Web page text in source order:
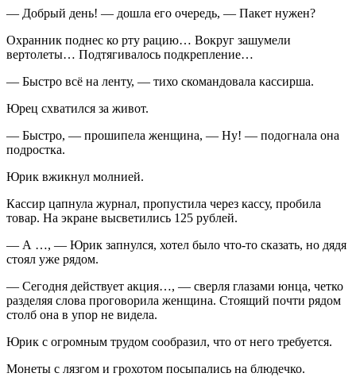
— Добрый день! — дошла его очередь, — Пакет нужен?
Охранник поднес ко рту рацию… Вокруг зашумели
вертолеты… Подтягивалось подкрепление…
— Быстро всё на ленту, — тихо скомандовала кассирша.
Юрец схватился за живот.
— Быстро, — прошипела женщина, — Ну! — подогнала она
подростка.
Юрик вжикнул молнией.
Кассир цапнула журнал, пропустила через кассу, пробила
товар. На экране высветились 125 рублей.
— А …, — Юрик запнулся, хотел было что-то сказать, но дядя
стоял уже рядом.
— Сегодня действует акция…, — сверля глазами юнца, четко
разделяя слова проговорила женщина. Стоящий почти рядом
столб она в упор не видела.
Юрик с огромным трудом сообразил, что от него требуется.
Монеты с лязгом и грохотом посыпались на блюдечко.